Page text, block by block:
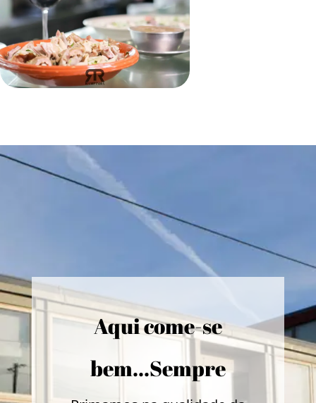
Aqui come-se
bem...Sempre